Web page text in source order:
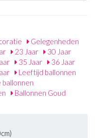
Gelegenheden
23 Jaar
30 Jaar
35 Jaar
36 Jaar
Leeftijd ballonnen
ballonnen
Ballonnen Goud